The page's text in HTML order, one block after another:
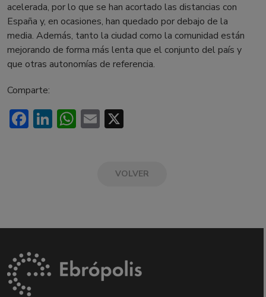
acelerada, por lo que se han acortado las distancias con
España y, en ocasiones, han quedado por debajo de la
media. Además, tanto la ciudad como la comunidad están
mejorando de forma más lenta que el conjunto del país y
que otras autonomías de referencia.
Comparte:
Facebook
LinkedIn
WhatsApp
Email
VOLVER